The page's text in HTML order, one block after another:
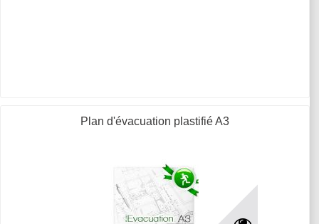
Plan d'évacuation plastifié A3